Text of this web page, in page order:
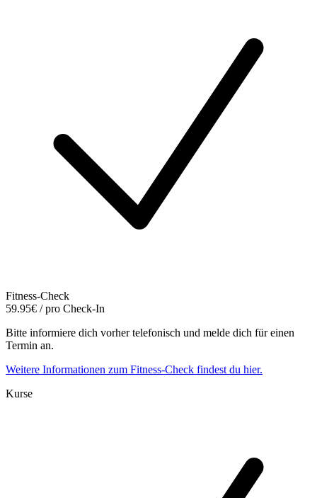
Fitness-Check
59.95€ / pro Check-In
Bitte informiere dich vorher telefonisch und melde dich für einen
Termin an.
Weitere Informationen zum Fitness-Check findest du hier.
Kurse